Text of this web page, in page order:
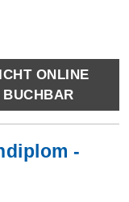
ONLINE
BUCHBAR
-